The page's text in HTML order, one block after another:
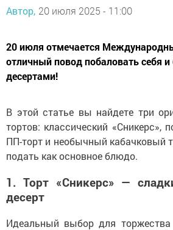
Автор, 20 июля 2025 - 11:00
20 июля отмечается
отличный повод побаловать себя
десертами!
В этой статье вы найдете три
тортов: классический «Сникерс»,
ПП-торт и необычный кабачковый
подать как основное блюдо.
1. Торт «Сникерс» —
десерт
Идеальный выбор для